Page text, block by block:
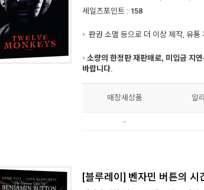
세일즈포인트 : 158
판권 소멸 등으로 더 이상 제작, 유통
소량의 한정판 재판매로, 미입금 지
바랍니다.
매장새상품 알
-
[블루레이] 벤자민 버튼의